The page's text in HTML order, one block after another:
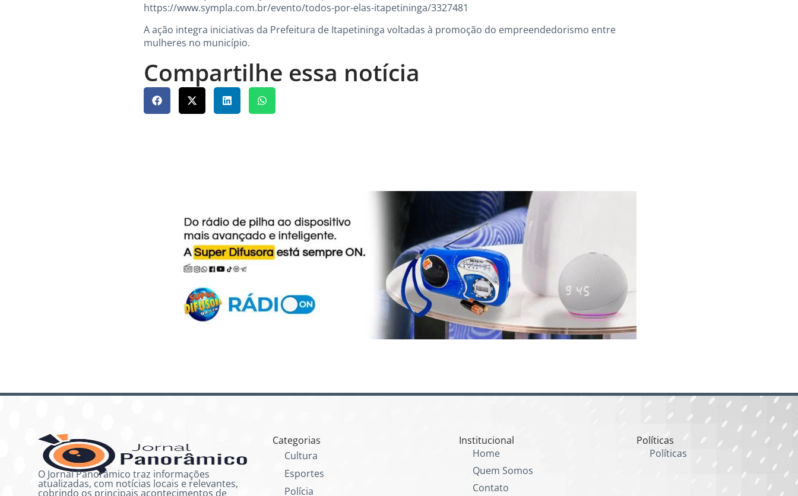
https://www.sympla.com.br/evento/todos-por-elas-itapetininga/3327481
A ação integra iniciativas da Prefeitura de Itapetininga voltadas à promoção do empreendedorismo entre
mulheres no município.
Compartilhe essa notícia
O Jornal Panorâmico traz informações
atualizadas, com notícias locais e relevantes,
cobrindo os principais acontecimentos de
Categorias
Cultura
Esportes
Polícia
Institucional
Home
Quem Somos
Contato
Políticas
Políticas